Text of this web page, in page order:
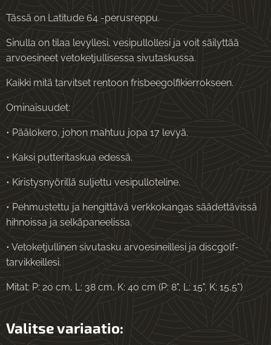
Tässä on Latitude 64 -perusreppu.
Sinulla on tilaa levyllesi, vesipullollesi ja voit säilyttää
arvoesineet vetoketjullisessa sivutaskussa.
Kaikki mitä tarvitset rentoon frisbeegolfikierrokseen.
Ominaisuudet:
• Päälokero, johon mahtuu jopa 17 levyä.
• Kaksi putteritaskua edessä.
• Kiristysnyörillä suljettu vesipulloteline.
• Pehmustettu ja hengittävä verkkokangas säädettävissä
hihnoissa ja selkäpaneelissa.
• Vetoketjullinen sivutasku arvoesineillesi ja discgolf-
tarvikkeillesi.
Mitat: P: 20 cm, L: 38 cm, K: 40 cm (P: 8", L: 15", K: 15,5")
Valitse variaatio: